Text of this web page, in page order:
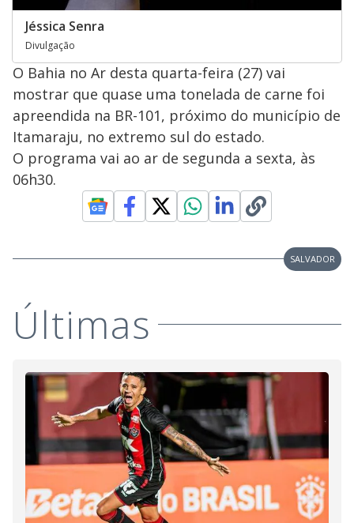
Jéssica Senra
Divulgação
O Bahia no Ar desta quarta-feira (27) vai
mostrar que quase uma tonelada de carne foi
apreendida na BR-101, próximo do município de
Itamaraju, no extremo sul do estado.
O programa vai ao ar de segunda a sexta, às
06h30.
SALVADOR
Últimas